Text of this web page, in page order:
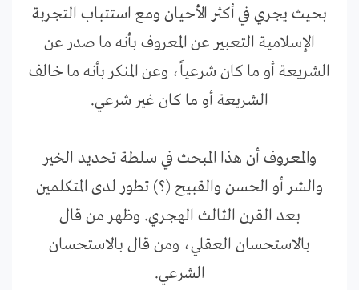
بحيث يجري في أكثر الأحيان ومع استتباب التجربة
الإسلامية التعبير عن المعروف بأنه ما صدر عن
الشريعة أو ما كان شرعياً، وعن المنكر بأنه ما خالف
الشريعة أو ما كان غير شرعي.
والمعروف أن هذا المبحث في سلطة تحديد الخير
والشر أو الحسن والقبيح (؟) تطور لدى المتكلمين
بعد القرن الثالث الهجري. وظهر من قال
بالاستحسان العقلي، ومن قال بالاستحسان
الشرعي.